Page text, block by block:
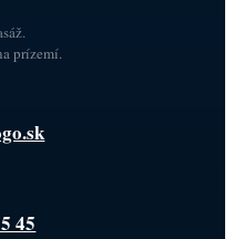
prízemí.
45